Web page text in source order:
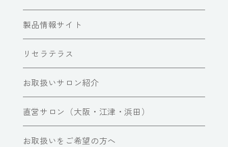
製品情報サイト
リセラテラス
お取扱いサロン紹介
直営サロン（大阪・江津・浜田）
お取扱いをご希望の方へ